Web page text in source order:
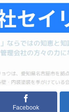
Facebook